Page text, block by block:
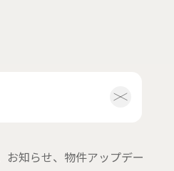
合わせ
お知らせ、物件アップデー